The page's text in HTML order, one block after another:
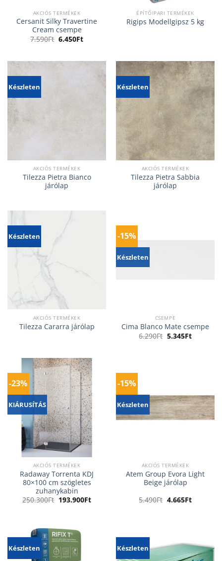
AKCIÓS TERMÉKEK
Cersanit Silky Travertine
Cream csempe
7.590Ft Original
price
6.450FtCurrent
price
ÉPÍTŐIPARI TERMÉKEK
Rigips Modellgipsz 5 kg
Készleten
AKCIÓS TERMÉKEK
Tilezza Pietra Bianco
járólap
Készleten
AKCIÓS TERMÉKEK
Tilezza Pietra Sabbia
járólap
Készleten
AKCIÓS TERMÉKEK
Tilezza Cararra járólap
-15%
Készleten
CSEMPE
Cima Blanco Mate csempe
6.290Ft Original
price
5.345FtCurrent
price
-23%
KIÁRUSÍTÁS
AKCIÓS TERMÉKEK
Radaway Torrenta KDJ
80×100 cm szögletes
zuhanykabin
250.300Ft Original
193.900FtCurrent
-15%
Készleten
AKCIÓS TERMÉKEK
Atem Group Evora Light
Beige járólap
5.490Ft Original
4.665FtCurrent
Készleten Készleten